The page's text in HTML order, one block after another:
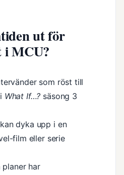
ut för
MCU?
som röst till
What If…? säsong 3
dyka upp i en
film eller serie
har